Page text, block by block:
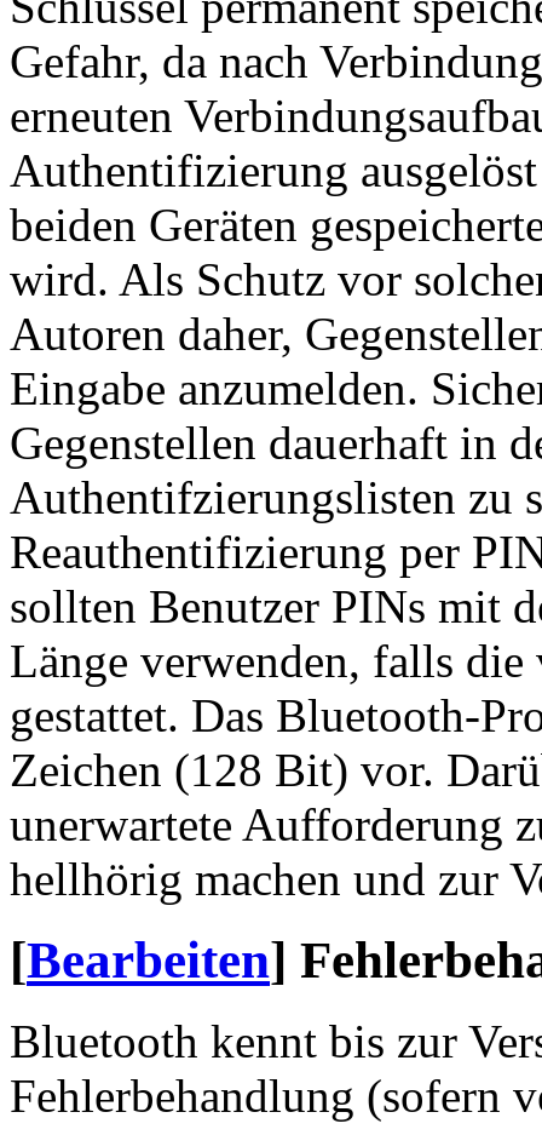
Gefahr, da nach
erneuten
Authentifizierung
beiden Geräten
wird. Als Schutz vor
Autoren daher,
Eingabe anzumelden.
Gegenstellen dauerhaft in
Authentifzierungslisten zu
Reauthentifizierung per
sollten Benutzer PINs mit
Länge verwenden, falls
gestattet. Das Bluetooth-
Zeichen (128 Bit) vor.
unerwartete Aufforderung
hellhörig machen und zur
[Bearbeiten]
Bluetooth kennt bis zur
Fehlerbehandlung (sofern